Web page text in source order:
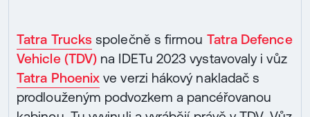
Tatra Trucks společně s firmou Tatra Defence
Vehicle (TDV) na IDETu 2023 vystavovaly i vůz
Tatra Phoenix ve verzi hákový nakladač s
prodlouženým podvozkem a pancéřovanou